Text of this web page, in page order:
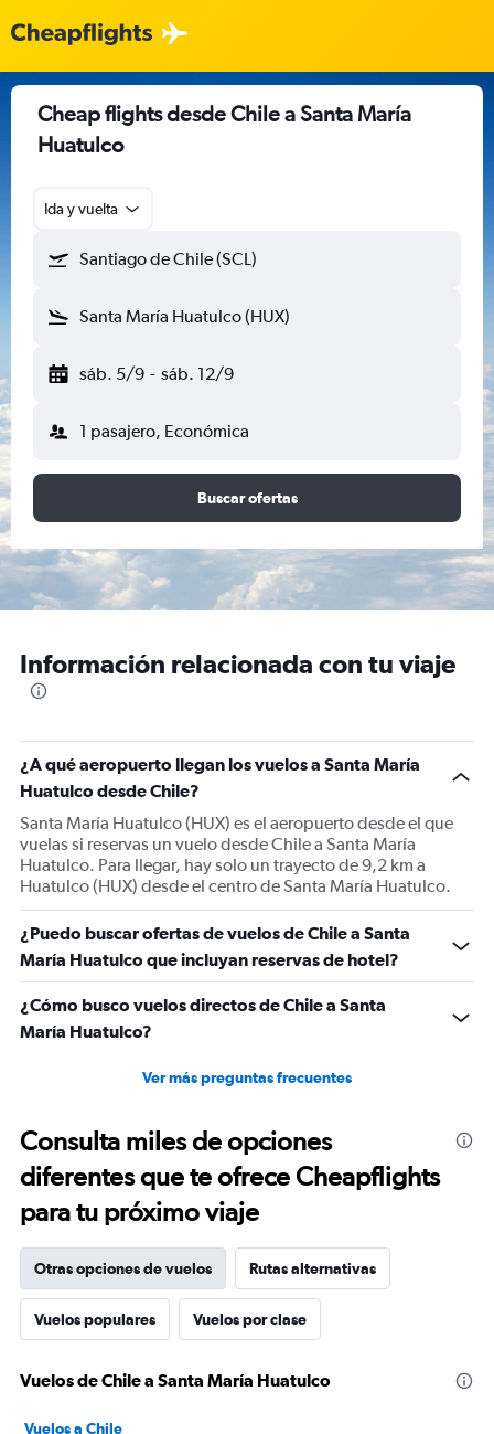
Cheap flights desde Chile a Santa María
Huatulco
Ida y vuelta
Santiago de Chile (SCL)
Santa María Huatulco (HUX)
sáb. 5/9 - sáb. 12/9
1 pasajero, Económica
Buscar ofertas
Información relacionada con tu viaje
¿A qué aeropuerto llegan los vuelos a Santa María
Huatulco desde Chile?
Santa María Huatulco (HUX) es el aeropuerto desde el que
vuelas si reservas un vuelo desde Chile a Santa María
Huatulco. Para llegar, hay solo un trayecto de 9,2 km a
Huatulco (HUX) desde el centro de Santa María Huatulco.
¿Puedo buscar ofertas de vuelos de Chile a Santa
María Huatulco que incluyan reservas de hotel?
¿Cómo busco vuelos directos de Chile a Santa
María Huatulco?
Ver más preguntas frecuentes
Consulta miles de opciones
diferentes que te ofrece Cheapflights
para tu próximo viaje
Otras opciones de vuelos Rutas alternativas
Vuelos populares Vuelos por clase
Vuelos de Chile a Santa María Huatulco
Vuelos a Chile